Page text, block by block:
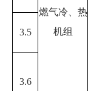
燃气冷、热
机组
3.5
3.6